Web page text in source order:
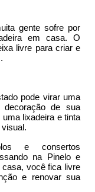
gente sofre por
em casa. O
livre para criar e
pode virar uma
decoração de sua
lixadeira e tinta
e consertos
na Pinelo e
casa, você fica livre
e renovar sua